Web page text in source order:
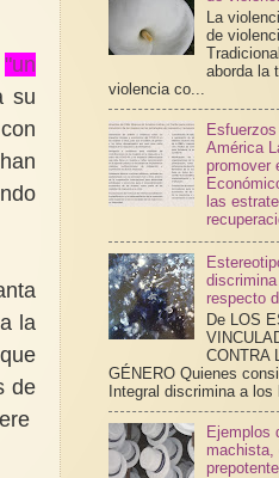
"un
su
la
de
La
de
aborda la
violencia co...
América
promover
las
respecto
De LOS
CONTRA
GÉNERO Quienes
Integral discrimina a los
Ejemplos